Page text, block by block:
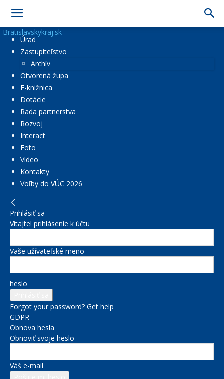
Bratislavskykraj.sk
Úrad
Zastupiteľstvo
Archív
Otvorená župa
E-knižnica
Dotácie
Rada partnerstva
Rozvoj
Interact
Foto
Video
Kontakty
Voľby do VÚC 2026
Prihlásiť sa
Vitajte! prihlásenie k účtu
Vaše užívateľské meno
heslo
Forgot your password? Get help
GDPR
Obnova hesla
Obnoviť svoje heslo
Váš e-mail